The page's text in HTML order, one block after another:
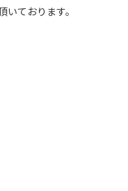
ております。